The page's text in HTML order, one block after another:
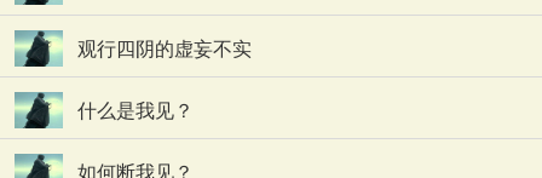
观行四阴的虚妄不实
什么是我见？
如何断我见？